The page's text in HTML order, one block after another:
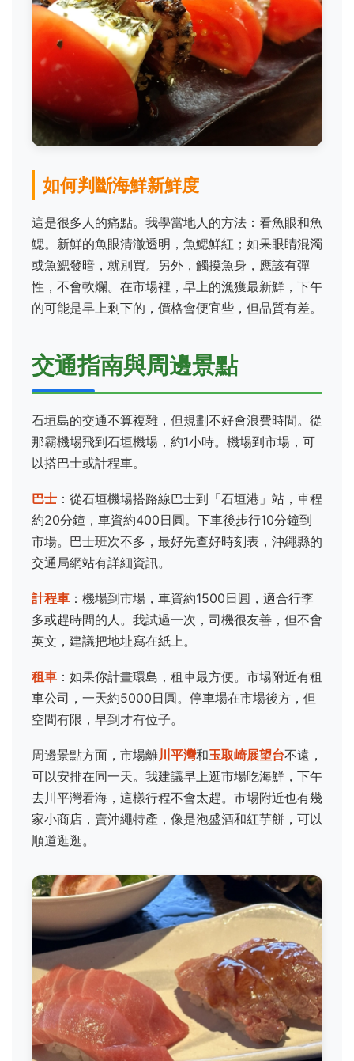
如何判斷海鮮新鮮度
這是很多人的痛點。我學當地人的方法：看魚眼和魚
鰓。新鮮的魚眼清澈透明，魚鰓鮮紅；如果眼睛混濁
或魚鰓發暗，就別買。另外，觸摸魚身，應該有彈
性，不會軟爛。在市場裡，早上的漁獲最新鮮，下午
的可能是早上剩下的，價格會便宜些，但品質有差。
交通指南與周邊景點
石垣島的交通不算複雜，但規劃不好會浪費時間。從
那霸機場飛到石垣機場，約1小時。機場到市場，可
以搭巴士或計程車。
巴士 ：從石垣機場搭路線巴士到「石垣港」站，車程
約20分鐘，車資約400日圓。下車後步行10分鐘到
市場。巴士班次不多，最好先查好時刻表，沖繩縣的
交通局網站有詳細資訊。
計程車 ：機場到市場，車資約1500日圓，適合行李
多或趕時間的人。我試過一次，司機很友善，但不會
英文，建議把地址寫在紙上。
租車 ：如果你計畫環島，租車最方便。市場附近有租
車公司，一天約5000日圓。停車場在市場後方，但
空間有限，早到才有位子。
周邊景點方面，市場離川平灣和玉取崎展望台不遠，
可以安排在同一天。我建議早上逛市場吃海鮮，下午
去川平灣看海，這樣行程不會太趕。市場附近也有幾
家小商店，賣沖繩特產，像是泡盛酒和紅芋餅，可以
順道逛逛。